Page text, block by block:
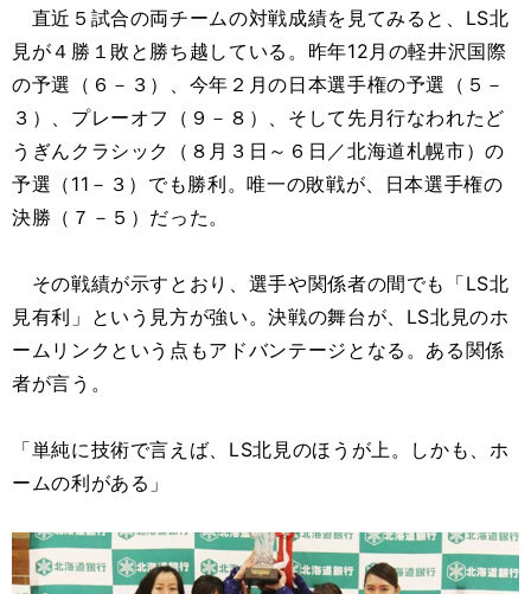
直近５試合の両チームの対戦成績を見てみると、LS北
見が４勝１敗と勝ち越している。昨年12月の軽井沢国際
の予選（６－３）、今年２月の日本選手権の予選（５－
３）、プレーオフ（９－８）、そして先月行なわれたど
うぎんクラシック（８月３日～６日／北海道札幌市）の
予選（11－３）でも勝利。唯一の敗戦が、日本選手権の
決勝（７－５）だった。
その戦績が示すとおり、選手や関係者の間でも「LS北
見有利」という見方が強い。決戦の舞台が、LS北見のホ
ームリンクという点もアドバンテージとなる。ある関係
者が言う。
「単純に技術で言えば、LS北見のほうが上。しかも、ホ
ームの利がある」